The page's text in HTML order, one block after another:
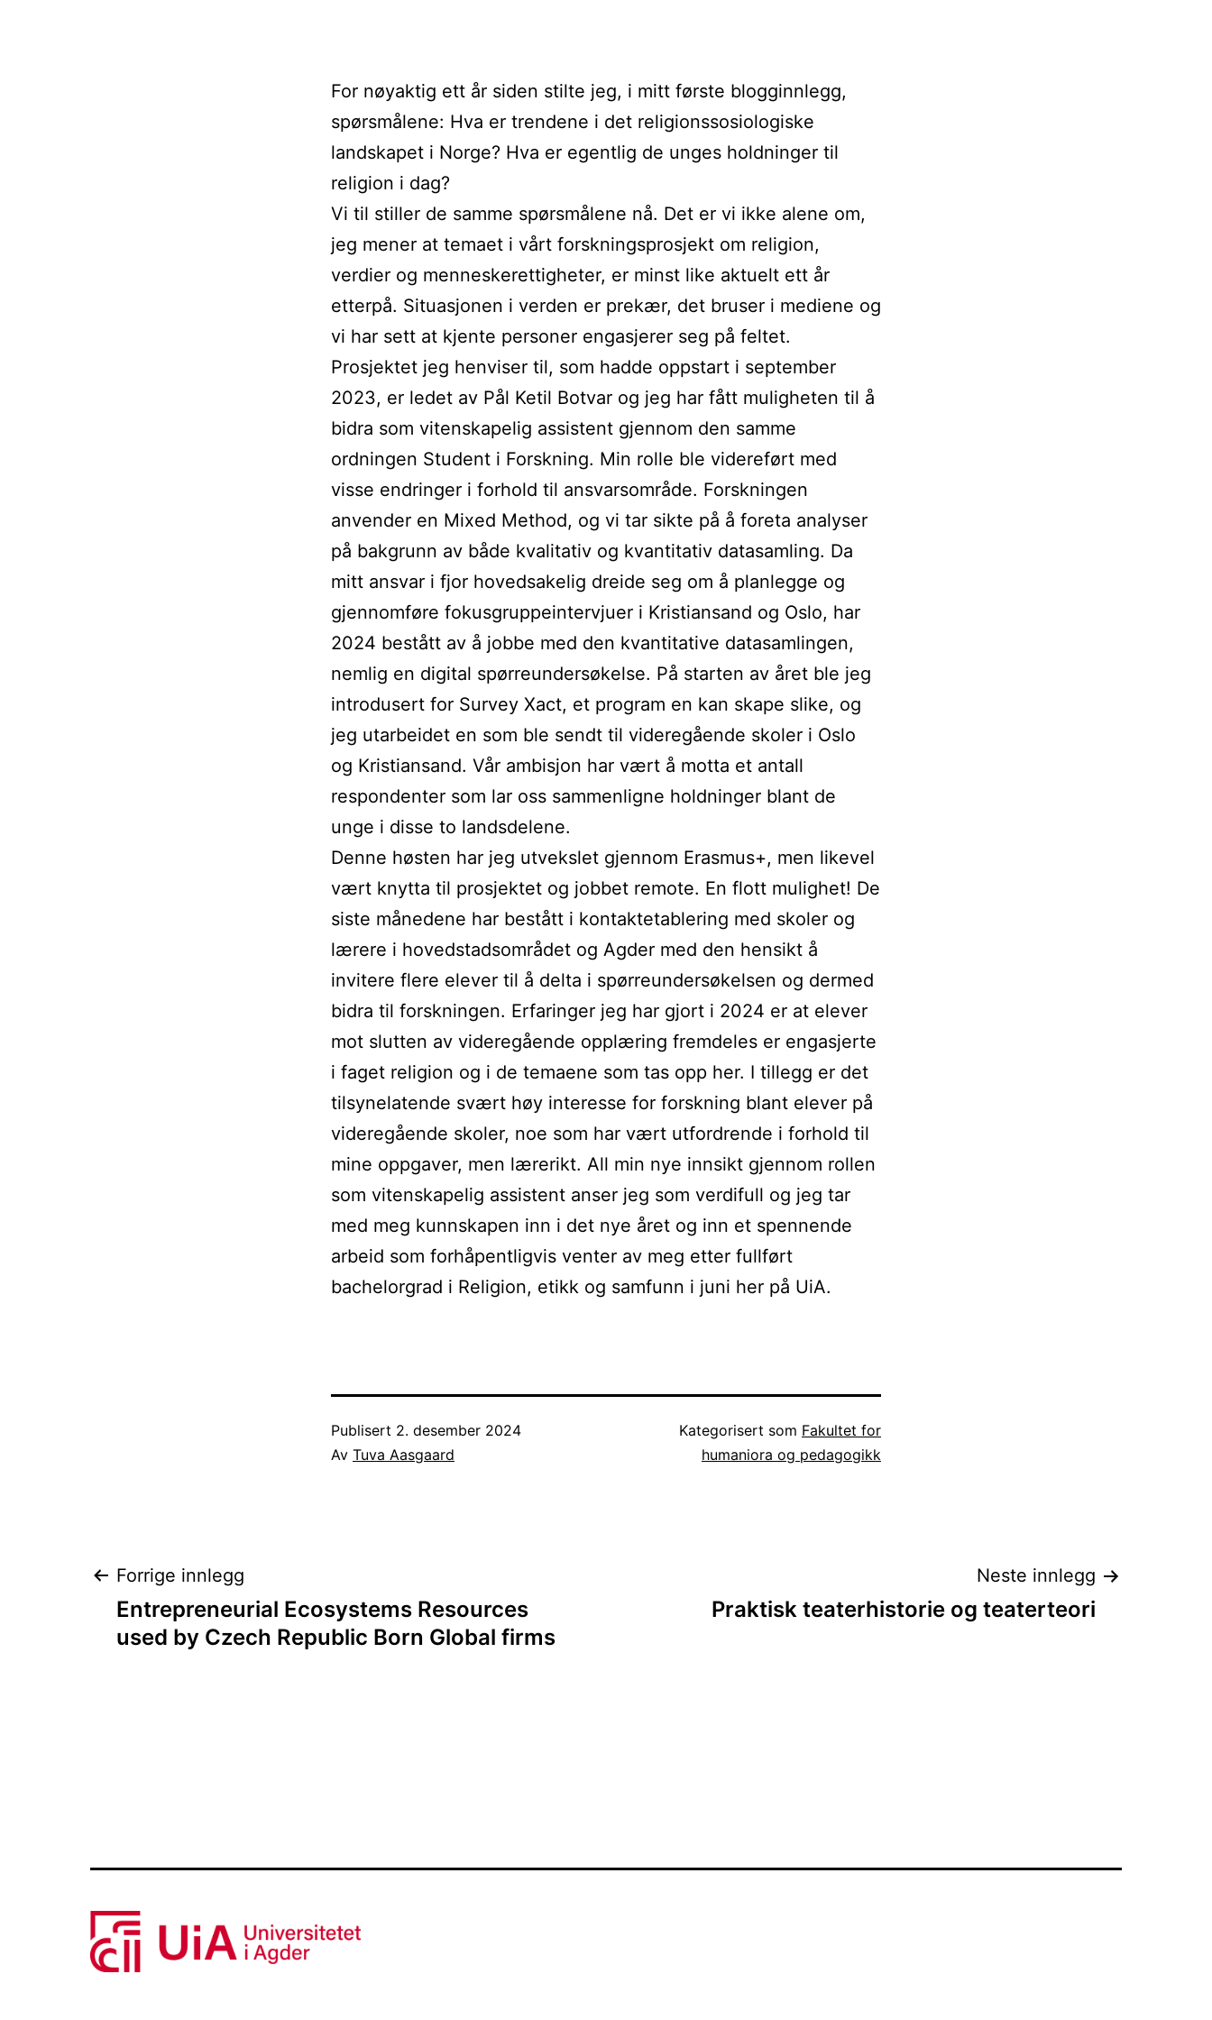
For nøyaktig ett år siden stilte jeg, i mitt første blogginnlegg,
spørsmålene: Hva er trendene i det religionssosiologiske
landskapet i Norge? Hva er egentlig de unges holdninger til
religion i dag?
Vi til stiller de samme spørsmålene nå. Det er vi ikke alene om,
jeg mener at temaet i vårt forskningsprosjekt om religion,
verdier og menneskerettigheter, er minst like aktuelt ett år
etterpå. Situasjonen i verden er prekær, det bruser i mediene og
vi har sett at kjente personer engasjerer seg på feltet.
Prosjektet jeg henviser til, som hadde oppstart i september
2023, er ledet av Pål Ketil Botvar og jeg har fått muligheten til å
bidra som vitenskapelig assistent gjennom den samme
ordningen Student i Forskning. Min rolle ble videreført med
visse endringer i forhold til ansvarsområde. Forskningen
anvender en Mixed Method, og vi tar sikte på å foreta analyser
på bakgrunn av både kvalitativ og kvantitativ datasamling. Da
mitt ansvar i fjor hovedsakelig dreide seg om å planlegge og
gjennomføre fokusgruppeintervjuer i Kristiansand og Oslo, har
2024 bestått av å jobbe med den kvantitative datasamlingen,
nemlig en digital spørreundersøkelse. På starten av året ble jeg
introdusert for Survey Xact, et program en kan skape slike, og
jeg utarbeidet en som ble sendt til videregående skoler i Oslo
og Kristiansand. Vår ambisjon har vært å motta et antall
respondenter som lar oss sammenligne holdninger blant de
unge i disse to landsdelene.
Denne høsten har jeg utvekslet gjennom Erasmus+, men likevel
vært knytta til prosjektet og jobbet remote. En flott mulighet! De
siste månedene har bestått i kontaktetablering med skoler og
lærere i hovedstadsområdet og Agder med den hensikt å
invitere flere elever til å delta i spørreundersøkelsen og dermed
bidra til forskningen. Erfaringer jeg har gjort i 2024 er at elever
mot slutten av videregående opplæring fremdeles er engasjerte
i faget religion og i de temaene som tas opp her. I tillegg er det
tilsynelatende svært høy interesse for forskning blant elever på
videregående skoler, noe som har vært utfordrende i forhold til
mine oppgaver, men lærerikt. All min nye innsikt gjennom rollen
som vitenskapelig assistent anser jeg som verdifull og jeg tar
med meg kunnskapen inn i det nye året og inn et spennende
arbeid som forhåpentligvis venter av meg etter fullført
bachelorgrad i Religion, etikk og samfunn i juni her på UiA.
Publisert 2. desember 2024
Av Tuva Aasgaard
Kategorisert som Fakultet for
humaniora og pedagogikk
Innleggsnavigasjon
Forrige innlegg
Entrepreneurial Ecosystems Resources
used by Czech Republic Born Global firms
Neste innlegg
Praktisk teaterhistorie og teaterteori